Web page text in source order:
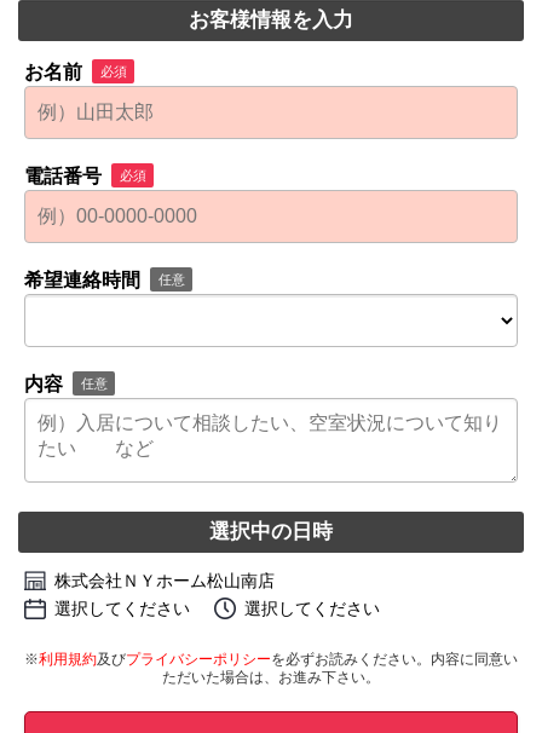
お客様情報を入力
お名前 必須
電話番号 必須
希望連絡時間 任意
内容 任意
選択中の日時
株式会社ＮＹホーム松山南店
選択してください
選択してください
※利用規約及びプライバシーポリシーを必ずお読みください。内容に同意い
ただいた場合は、お進み下さい。